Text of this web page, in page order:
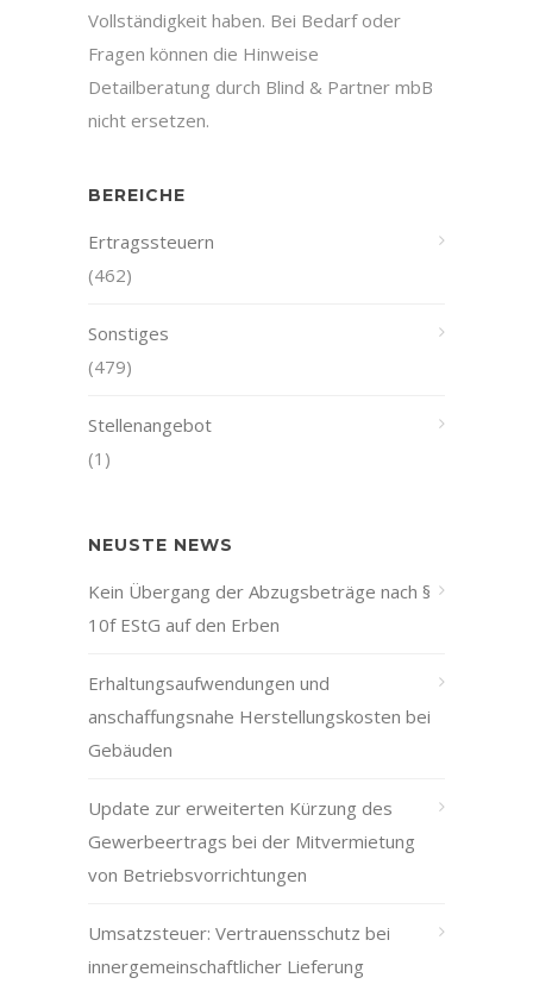
Vollständigkeit haben. Bei Bedarf oder
Fragen können die Hinweise
Detailberatung durch Blind & Partner mbB
nicht ersetzen.
BEREICHE
Ertragssteuern
(462)
Sonstiges
(479)
Stellenangebot
(1)
NEUSTE NEWS
Kein Übergang der Abzugsbeträge nach §
10f EStG auf den Erben
Erhaltungsaufwendungen und
anschaffungsnahe Herstellungskosten bei
Gebäuden
Update zur erweiterten Kürzung des
Gewerbeertrags bei der Mitvermietung
von Betriebsvorrichtungen
Umsatzsteuer: Vertrauensschutz bei
innergemeinschaftlicher Lieferung